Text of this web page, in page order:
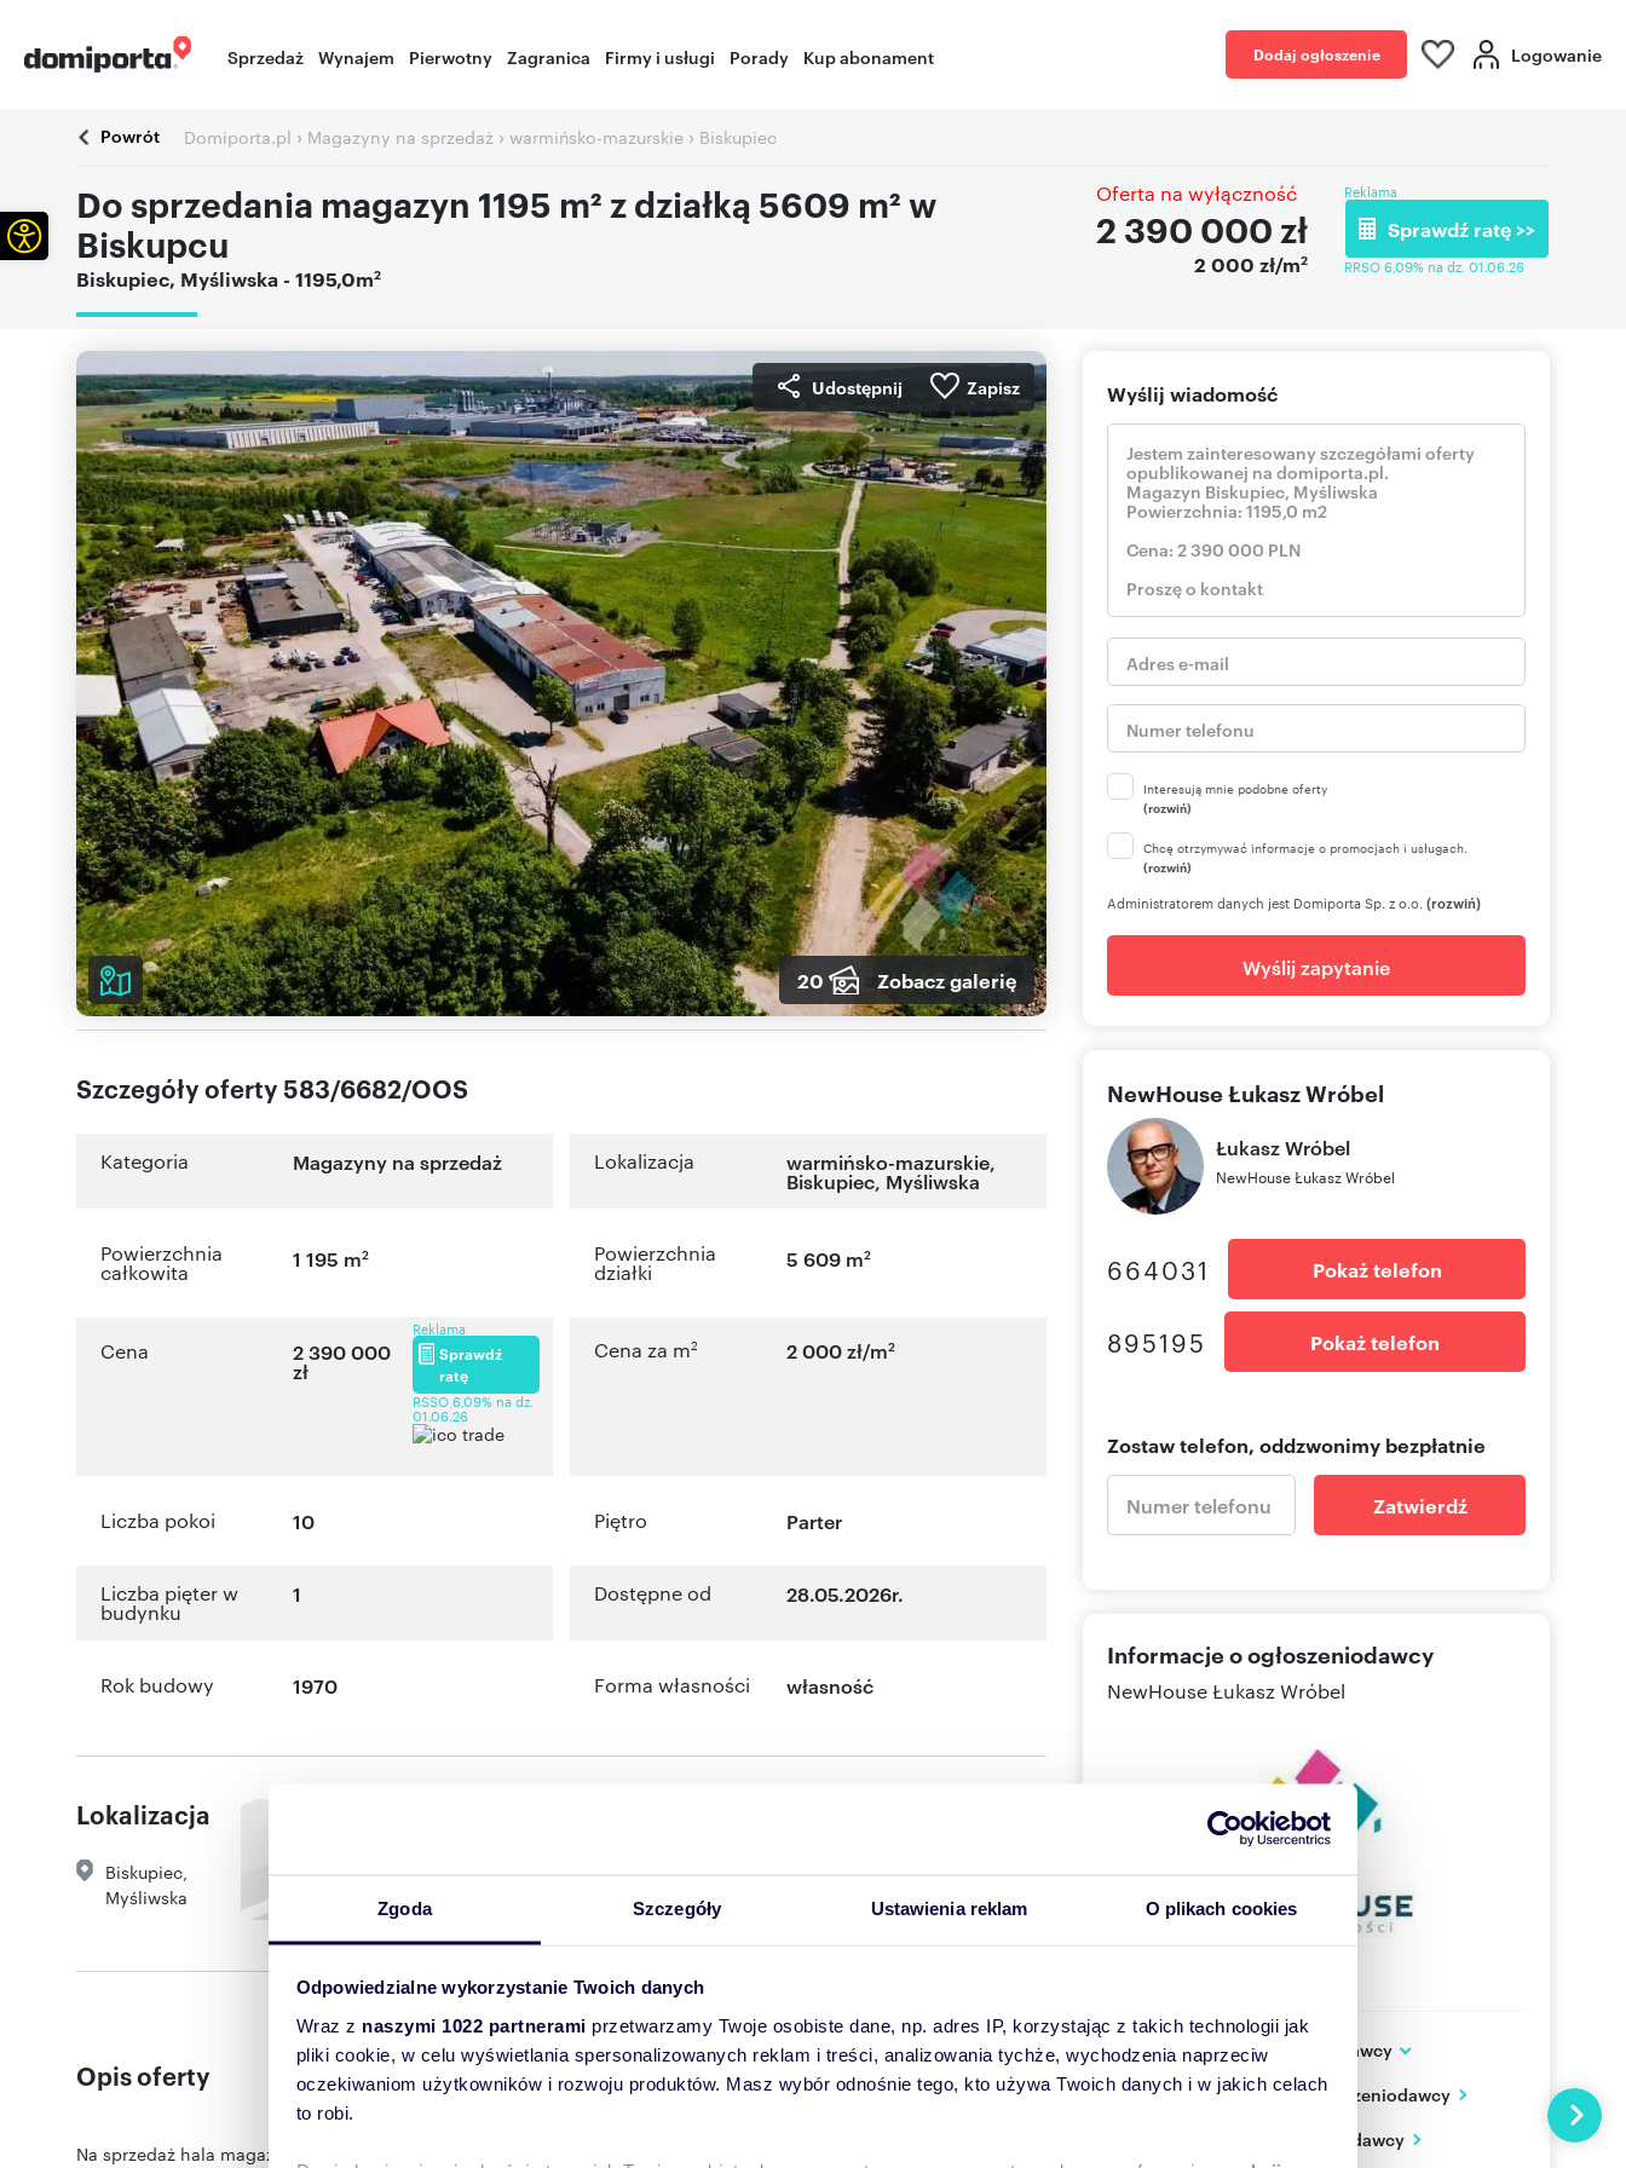
Zgoda Szczegóły Ustawienia reklam O plikach cookies
Odpowiedzialne wykorzystanie Twoich danych
Wraz z naszymi 1022 partnerami przetwarzamy Twoje osobiste dane, np. adres IP, korzystając z takich technologii jak
pliki cookie, w celu wyświetlania spersonalizowanych reklam i treści, analizowania tychże, wychodzenia naprzeciw
oczekiwaniom użytkowników i rozwoju produktów. Masz wybór odnośnie tego, kto używa Twoich danych i w jakich celach
to robi.
Sprzedaż Wynajem Pierwotny Zagranica Firmy i usługi Porady Kup abonament Dodaj ogłoszenie Logowanie
Powrót Domiporta.pl › Magazyny na sprzedaż › warmińsko-mazurskie › Biskupiec
Do sprzedania magazyn 1195 m² z działką 5609 m² w
Biskupcu
Biskupiec, Myśliwska - 1195,0m2
Oferta na wyłączność
2 390 000 zł
2 000 zł/m2
Reklama
Sprawdź ratę >>
RRSO 6,09% na dz. 01.06.26
Udostępnij Zapisz
20 Zobacz galerię
Szczegóły oferty 583/6682/OOS
Kategoria Magazyny na sprzedaż Lokalizacja warmińsko-mazurskie,
Biskupiec, Myśliwska
Powierzchnia
całkowita
1 195 m2 Powierzchnia
działki
5 609 m2
Cena 2 390 000
zł
Reklama
Sprawdź
ratę
RSSO 6,09% na dz.
01.06.26
Cena za m2 2 000 zł/m2
Liczba pokoi 10 Piętro Parter
Liczba pięter w
budynku
1 Dostępne od 28.05.2026r.
Rok budowy 1970 Forma własności własność
Lokalizacja
Biskupiec,
Myśliwska
Opis oferty
Na sprzedaż hala magazynowo-produkcyjna o pow. ponad 1000 m2, położona w Biskupcu. Działka 5609 m2, z
Wyślij wiadomość
Interesują mnie podobne oferty
(rozwiń)
Chcę otrzymywać informacje o promocjach i usługach.
(rozwiń)
Administratorem danych jest Domiporta Sp. z o.o. (rozwiń)
Wyślij zapytanie
NewHouse Łukasz Wróbel
ŁukaszWróbel
NewHouse Łukasz Wróbel
664031 Pokaż telefon
895195 Pokaż telefon
Zostaw telefon, oddzwonimy bezpłatnie
Zatwierdź
Informacje o ogłoszeniodawcy
NewHouse Łukasz Wróbel
Dodatkowe dane ogłoszeniodawcy
Warmińska 7/4
Olsztyn
Zobacz wszystkie oferty ogłoszeniodawcy
Zobacz wizytówkę ogłoszeniodawcy
Otwórz pasek narzędzi